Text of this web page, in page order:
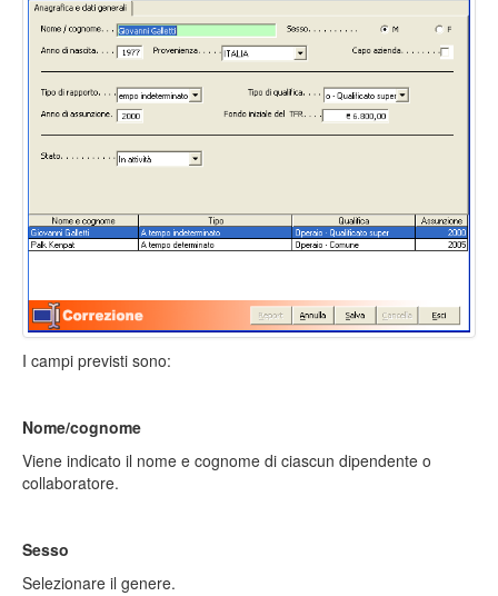
I campi previsti sono:
Nome/cognome
Viene indicato il nome e cognome di ciascun dipendente o
collaboratore.
Sesso
Selezionare il genere.